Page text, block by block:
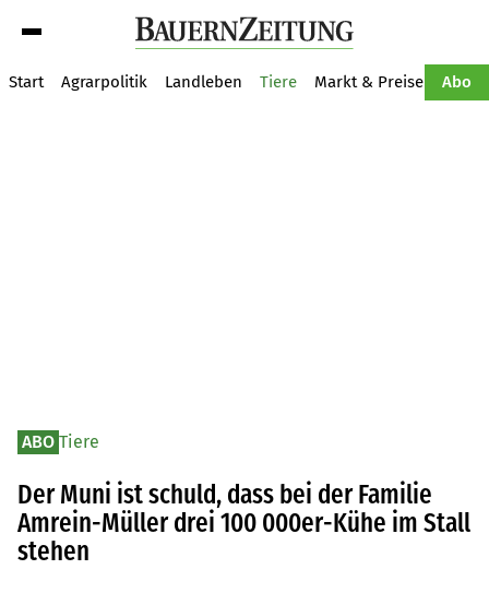
Start Agrarpolitik Landleben Tiere Markt & Preise Abo
ABO Tiere
Der Muni ist schuld, dass bei der Familie
Amrein-Müller drei 100 000er-Kühe im Stall
stehen